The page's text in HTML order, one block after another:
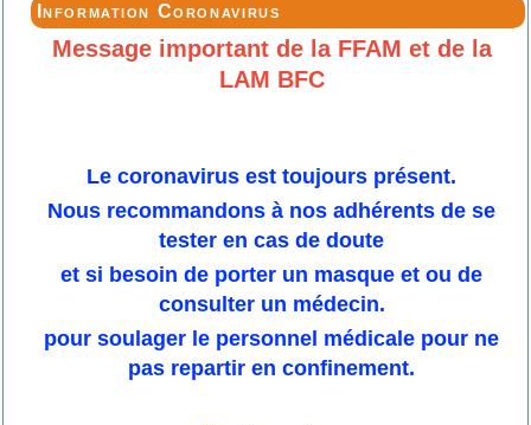
Information Coronavirus
Message important de la FFAM et de la
LAM BFC
Le coronavirus est toujours présent.
Nous recommandons à nos adhérents de se
tester en cas de doute
et si besoin de porter un masque et ou de
consulter un médecin.
pour soulager le personnel médicale pour ne
pas repartir en confinement.